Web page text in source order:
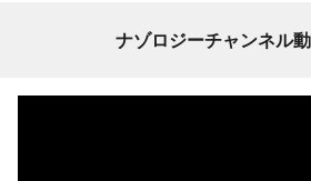
ナゾロジーチャンネル